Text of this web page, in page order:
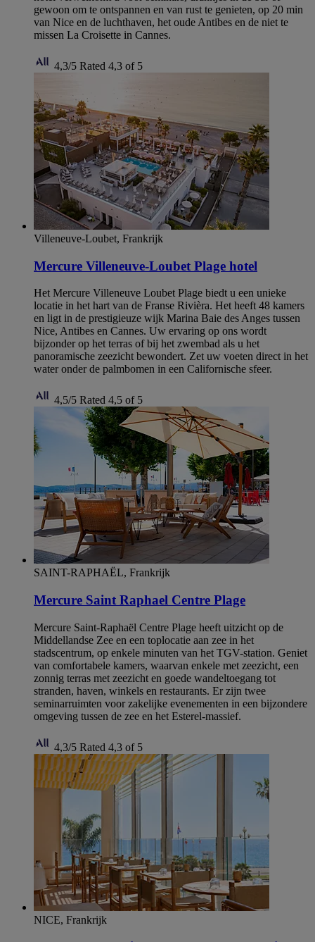
gewoon om te ontspannen en van rust te genieten, op 20 min
van Nice en de luchthaven, het oude Antibes en de niet te
missen La Croisette in Cannes.
4,3/5 Rated 4,3 of 5
Villeneuve-Loubet, Frankrijk
Mercure Villeneuve-Loubet Plage hotel
Het Mercure Villeneuve Loubet Plage biedt u een unieke
locatie in het hart van de Franse Rivièra. Het heeft 48 kamers
en ligt in de prestigieuze wijk Marina Baie des Anges tussen
Nice, Antibes en Cannes. Uw ervaring op ons wordt
bijzonder op het terras of bij het zwembad als u het
panoramische zeezicht bewondert. Zet uw voeten direct in het
water onder de palmbomen in een Californische sfeer.
4,5/5 Rated 4,5 of 5
SAINT-RAPHAËL, Frankrijk
Mercure Saint Raphael Centre Plage
Mercure Saint-Raphaël Centre Plage heeft uitzicht op de
Middellandse Zee en een toplocatie aan zee in het
stadscentrum, op enkele minuten van het TGV-station. Geniet
van comfortabele kamers, waarvan enkele met zeezicht, een
zonnig terras met zeezicht en goede wandeltoegang tot
stranden, haven, winkels en restaurants. Er zijn twee
seminarruimten voor zakelijke evenementen in een bijzondere
omgeving tussen de zee en het Esterel-massief.
4,3/5 Rated 4,3 of 5
NICE, Frankrijk